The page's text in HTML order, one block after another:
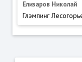
Елизаров Николай
Глэмпинг